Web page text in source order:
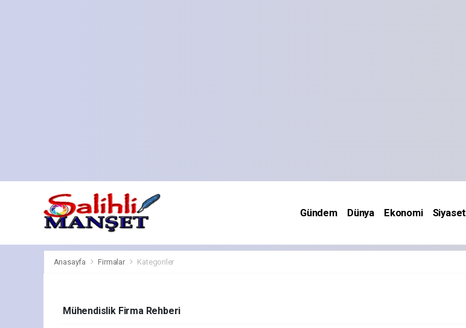
Gündem Dünya Ekonomi Siyaset
Anasayfa Firmalar Kategoriler
Mühendislik Firma Rehberi